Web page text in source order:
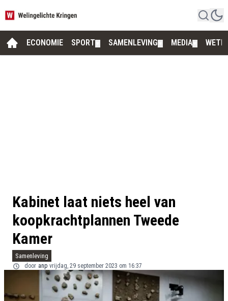
ECONOMIE SPORT SAMENLEVING MEDIA
Kabinet laat niets heel van
koopkrachtplannen Tweede
Kamer
Samenleving
door anp vrijdag, 29 september 2023 om 16:37